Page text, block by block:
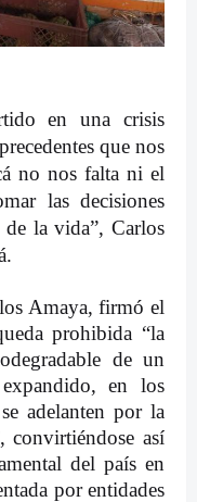
en una crisis
que nos
no nos falta ni el
las decisiones
de la vida”, Carlos
Amaya, firmó el
prohibida “la
de un
en los
adelanten por la
así
del país en
por entidades